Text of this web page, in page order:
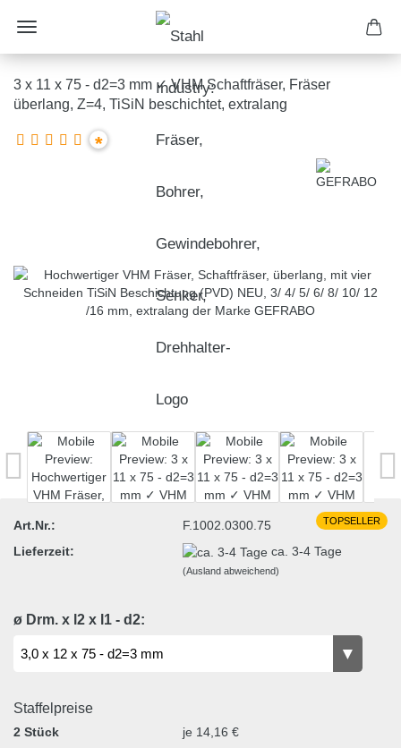
3 x 11 x 75 - d2=3 mm ✓ VHM Schaftfräser, Fräser
überlang, Z=4, TiSiN beschichtet, extralang
*
TOPSELLER
Art.Nr.:
F.1002.0300.75
Lieferzeit:
ca. 3-4 Tage
(Ausland abweichend)
ø Drm. x l2 x l1 - d2:
Staffelpreise
2 Stück
je 14,16 €